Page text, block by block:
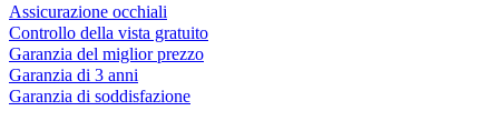
Assicurazione occhiali
Controllo della vista gratuito
Garanzia del miglior prezzo
Garanzia di 3 anni
Garanzia di soddisfazione